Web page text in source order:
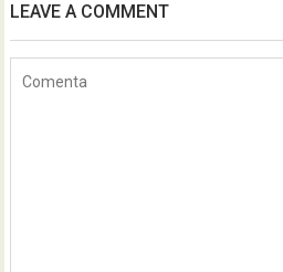
LEAVE A COMMENT